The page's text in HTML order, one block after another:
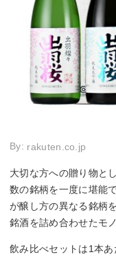
By: rakuten.co.jp
大切な方への贈り物と
数の銘柄を一度に堪能
が醸し方の異なる銘柄
銘酒を詰め合わせたモ
飲み比べセットは1本